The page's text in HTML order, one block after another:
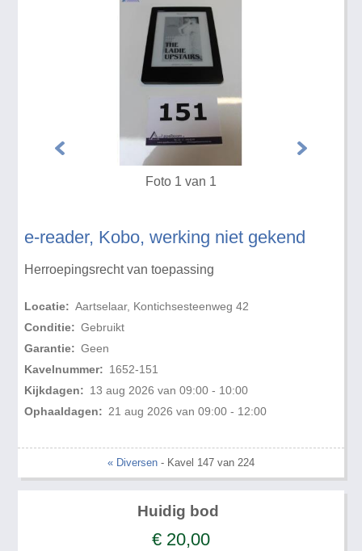
e-reader, Kobo, werking niet gekend
Herroepingsrecht van toepassing
Locatie: Aartselaar, Kontichsesteenweg 42
Conditie: Gebruikt
Garantie: Geen
Kavelnummer: 1652-151
Kijkdagen: 13 aug 2026 van 09:00 - 10:00
Ophaaldagen: 21 aug 2026 van 09:00 - 12:00
Foto 1 van 1
« Diversen - Kavel 147 van 224
Huidig bod
€ 20,00